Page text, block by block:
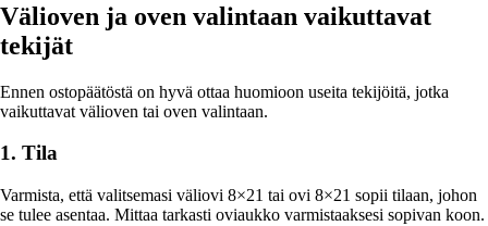
Välioven ja oven valintaan vaikuttavat
tekijät
Ennen ostopäätöstä on hyvä ottaa huomioon useita tekijöitä, jotka
vaikuttavat välioven tai oven valintaan.
1. Tila
Varmista, että valitsemasi väliovi 8×21 tai ovi 8×21 sopii tilaan, johon
se tulee asentaa. Mittaa tarkasti oviaukko varmistaaksesi sopivan koon.